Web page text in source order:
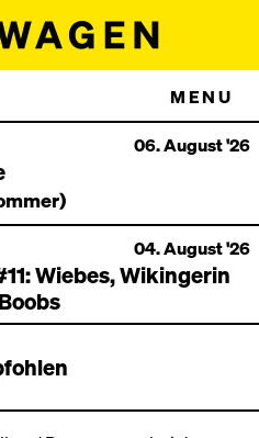
MENU
06. August '26
04. August '26
Wiebes, Wikingerin